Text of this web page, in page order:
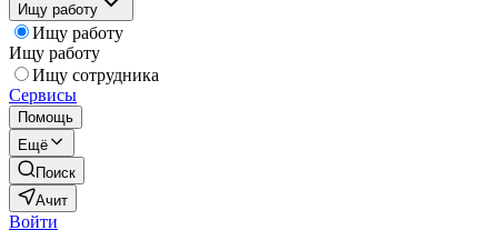
Ищу работу
Ищу работу
Ищу работу
Ищу сотрудника
Сервисы
Помощь
Ещё
Поиск
Ачит
Войти